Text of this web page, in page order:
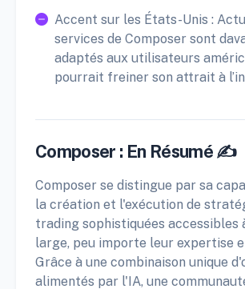
Accent sur les États-Unis :
services de Composer sont
adaptés aux utilisateurs
pourrait freiner son attrait à
Composer : En Résumé ✍️
Composer se distingue par sa
la création et l'exécution de
trading sophistiquées accessibles
large, peu importe leur expertise
Grâce à une combinaison unique
alimentés par l'IA, une